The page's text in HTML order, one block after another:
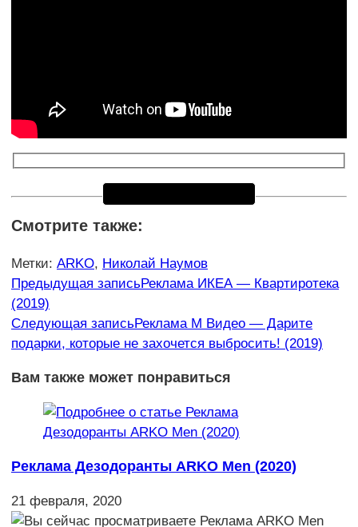
Смотрите также:
Метки: ARKO, Николай Наумов
Еще
статьи
Предыдущая записьРеклама ИКЕА — Квартиротека
(2019)
Следующая записьРеклама М Видео — Дарите
подарки, которые не захочется выбросить! (2019)
Вам также может понравиться
Реклама Дезодоранты ARKO Men (2020)
21 февраля, 2020